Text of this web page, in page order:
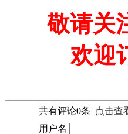
敬请关
欢迎
共有评论0条
点击查
用户名